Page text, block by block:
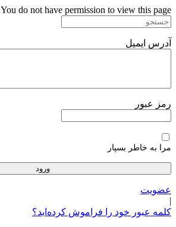
پرش
به
You do not have permission to view this page.
آدرس ایمیل
رمز عبور
مرا به خاطر بسپار
عضویت
|
کلمه عبور خود را فراموش کرده‌اید؟